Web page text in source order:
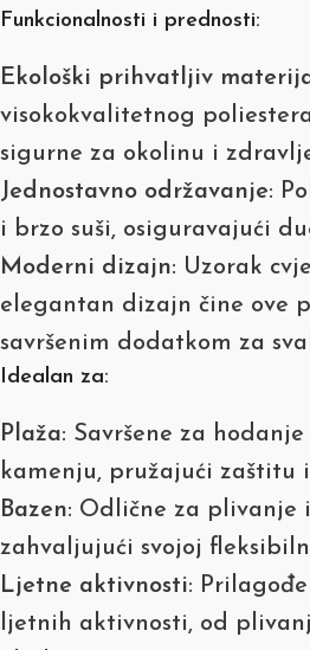
Funkcionalnosti i prednosti:
Ekološki prihvatljiv
visokokvalitetnog
sigurne za okolinu i
Jednostavno održavanje:
i brzo suši, osiguravajući
Moderni dizajn: Uzorak
elegantan dizajn čine ove
savršenim dodatkom za
Idealan za:
Plaža: Savršene za
kamenju, pružajući zaštitu
Bazen: Odlične za plivanje
zahvaljujući svojoj
Ljetne aktivnosti:
ljetnih aktivnosti, od